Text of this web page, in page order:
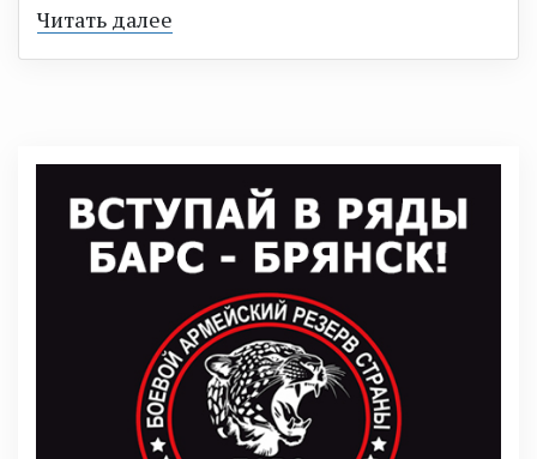
Читать далее